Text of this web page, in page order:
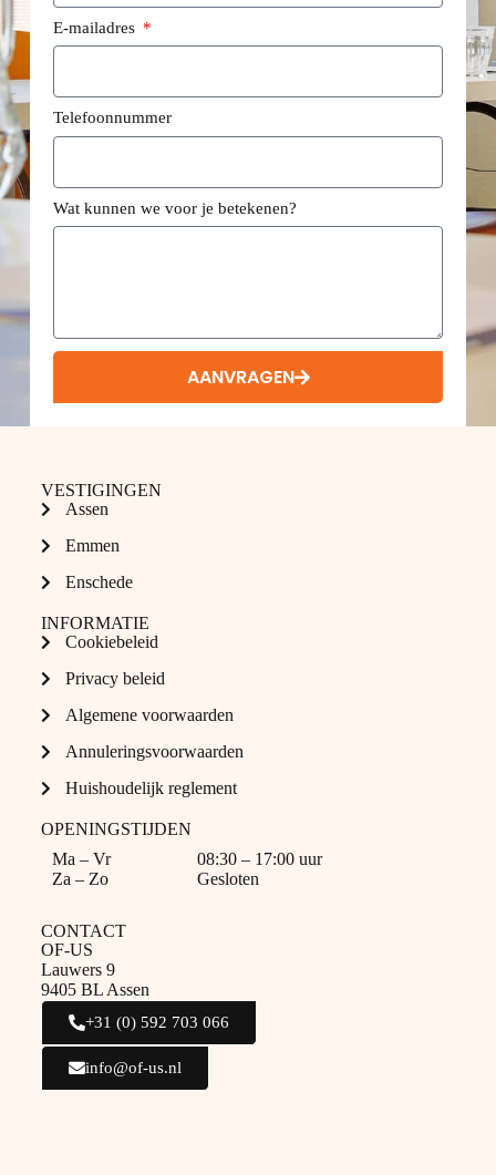
E-mailadres
Telefoonnummer
Wat kunnen we voor je betekenen?
AANVRAGEN
VESTIGINGEN
Assen
Emmen
Enschede
INFORMATIE
Cookiebeleid
Privacy beleid
Algemene voorwaarden
Annuleringsvoorwaarden
Huishoudelijk reglement
OPENINGSTIJDEN
Ma – Vr
Za – Zo
08:30 – 17:00 uur
Gesloten
CONTACT
OF-US
Lauwers 9
9405 BL Assen
+31 (0) 592 703 066
info@of-us.nl